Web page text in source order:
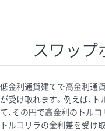
スワップ
低金利通貨建てで高金利通
が受け取れます。例えば、
て、その円で高金利のトル
トルコリラの金利差を受け